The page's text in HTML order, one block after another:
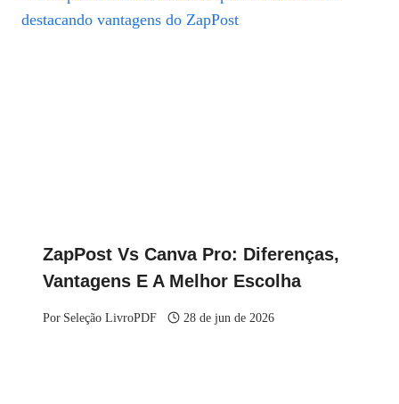
ZapPost Vs Canva Pro: Diferenças,
Vantagens E A Melhor Escolha
Por Seleção LivroPDF 28 de jun de 2026